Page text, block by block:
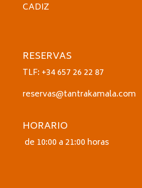
CADIZ
RESERVAS
TLF: +34 657 26 22 87
reservas@tantrakamala.com
HORARIO
de 10:00 a 21:00 horas